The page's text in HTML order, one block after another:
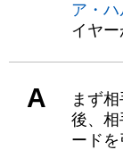
ア・ハ
イヤ
A
まず
後、
ードを